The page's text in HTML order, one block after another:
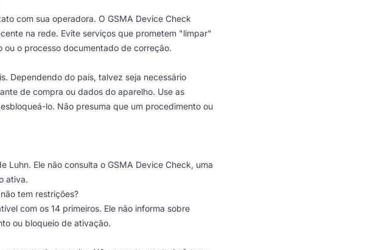
com sua operadora. O GSMA Device Check
na rede. Evite serviços que prometem "limpar"
ou o processo documentado de correção.
Dependendo do país, talvez seja necessário
de compra ou dados do aparelho. Use as
lo. Não presuma que um procedimento ou
Luhn. Ele não consulta o GSMA Device Check, uma
ativa.
tem restrições?
com os 14 primeiros. Ele não informa sobre
ou bloqueio de ativação.